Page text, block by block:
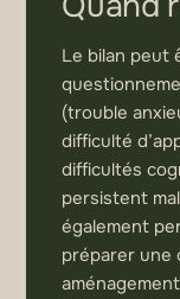
Le bilan peut
(trouble
difficulté
difficultés
persistent
également
préparer une